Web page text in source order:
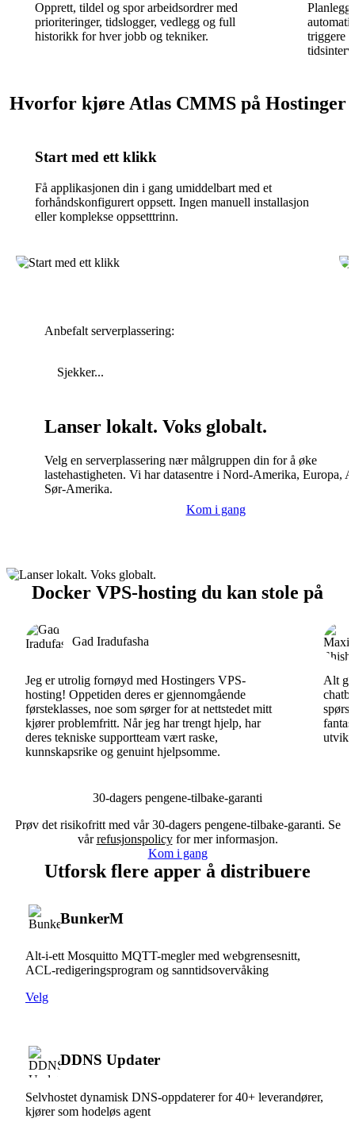
Opprett, tildel og spor arbeidsordrer med
prioriteringer, tidslogger, vedlegg og full
historikk for hver jobb og tekniker.
Planlegg
triggere
Hvorfor kjøre Atlas CMMS på Hostinger
Start med ett klikk
Få applikasjonen din i gang umiddelbart med et
forhåndskonfigurert oppsett. Ingen manuell installasjon
eller komplekse oppsetttrinn.
Anbefalt serverplassering:
Sjekker...
Lanser lokalt. Voks globalt.
Velg en serverplassering nær målgruppen din for å øke
lastehastigheten. Vi har datasentre i Nord-Amerika, Europa,
Sør-Amerika.
Kom i gang
Docker VPS-hosting du kan stole på
Gad Iradufasha
Jeg er utrolig fornøyd med Hostingers VPS-
hosting! Oppetiden deres er gjennomgående
førsteklasses, noe som sørger for at nettstedet mitt
kjører problemfritt. Når jeg har trengt hjelp, har
deres tekniske supportteam vært raske,
kunnskapsrike og genuint hjelpsomme.
Alt
30-dagers pengene-tilbake-garanti
Prøv det risikofritt med vår 30-dagers pengene-tilbake-garanti. Se
vårrefusjonspolicyfor mer informasjon.
Kom i gang
Utforsk flere apper å distribuere
BunkerM
Alt-i-ett Mosquitto MQTT-megler med webgrensesnitt,
ACL-redigeringsprogram og sanntidsovervåking
Velg
DDNS Updater
Selvhostet dynamisk DNS-oppdaterer for 40+ leverandører,
kjører som hodeløs agent